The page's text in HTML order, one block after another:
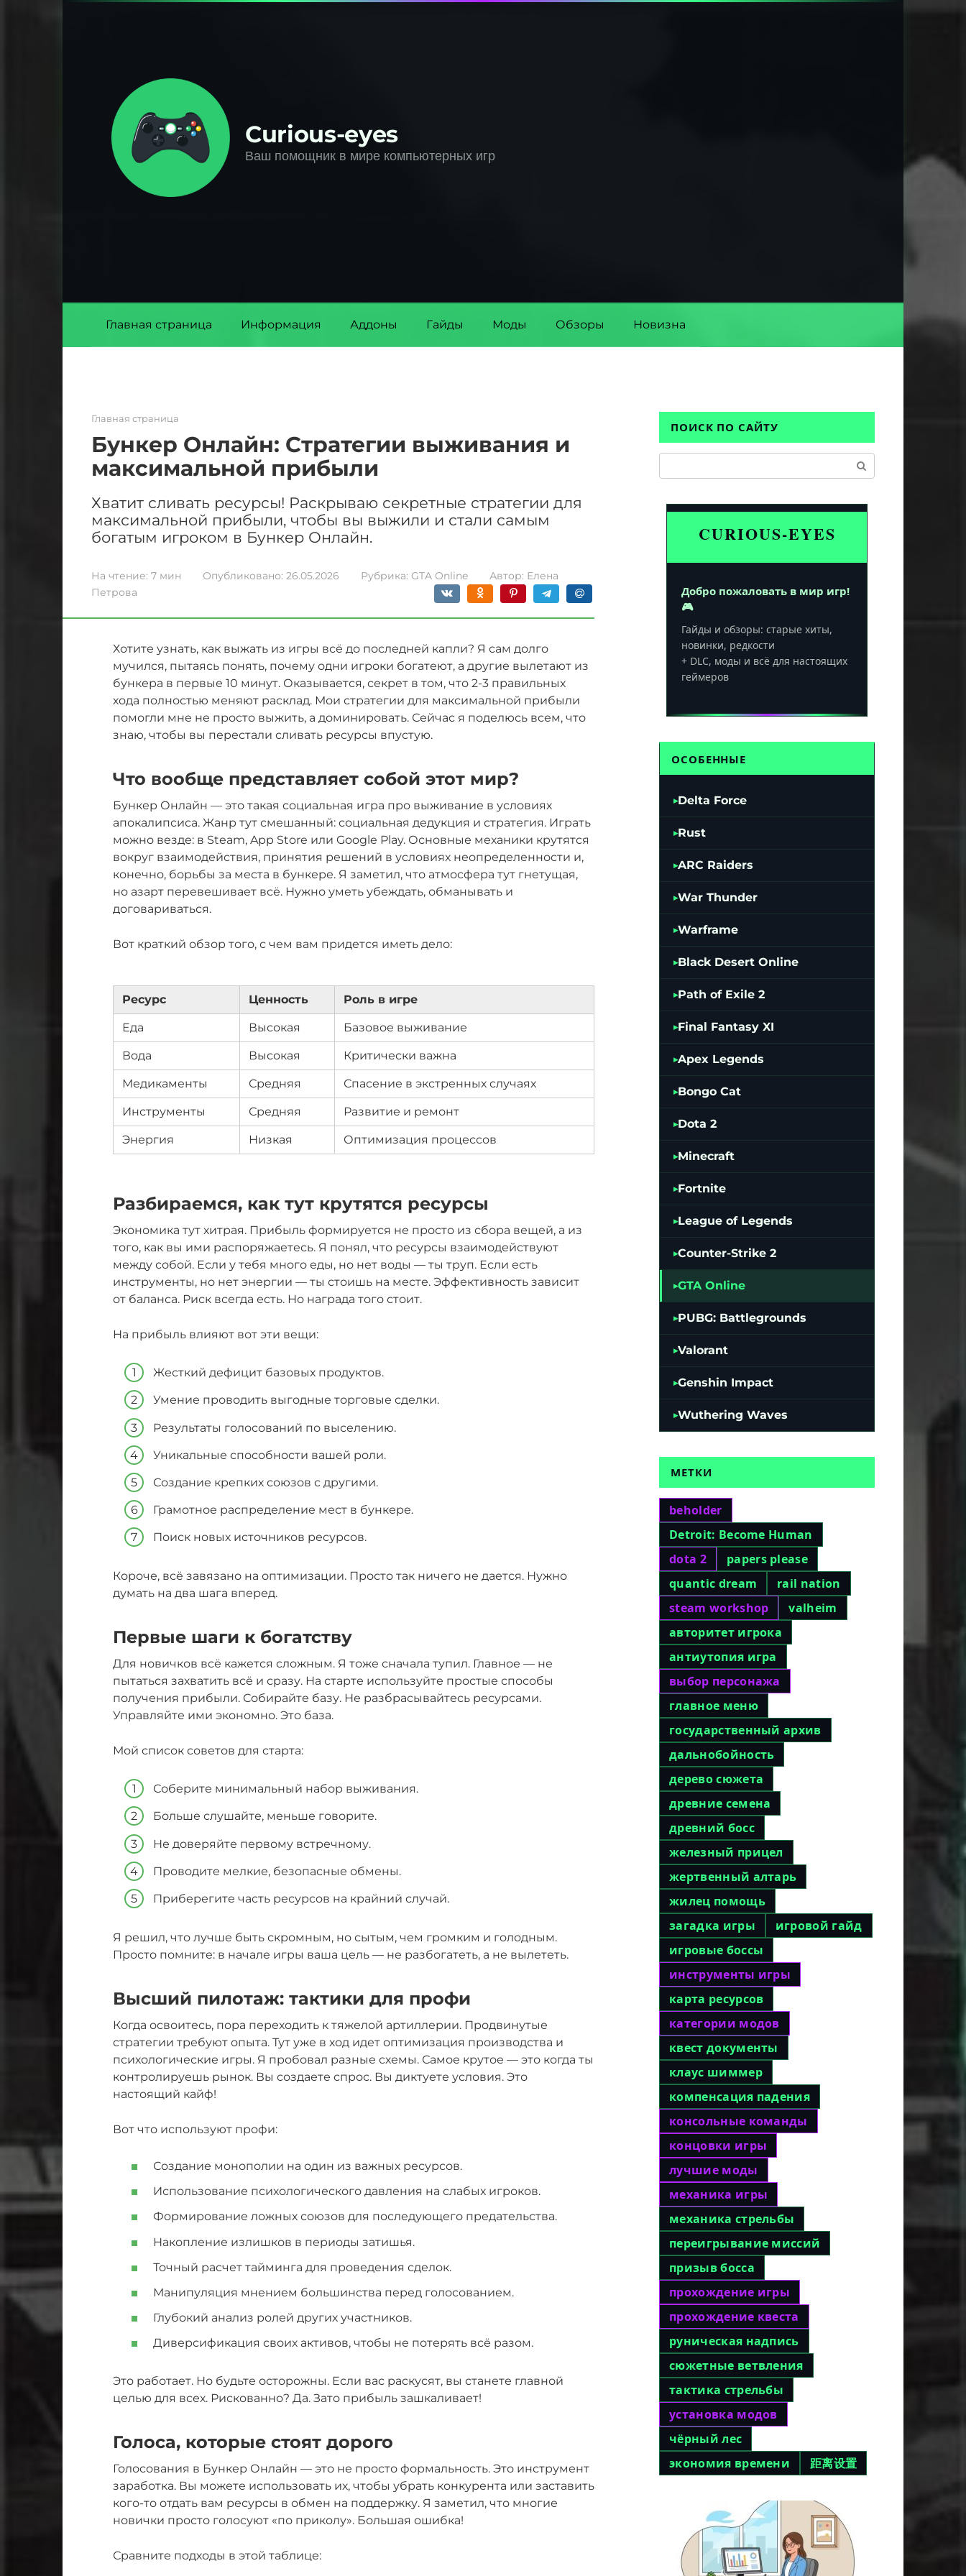
Curious-eyes
Ваш помощник в мире компьютерных игр
Главная страница Информация Аддоны Гайды Моды Обзоры Новизна
Главная страница
Бункер Онлайн: Стратегии выживания и
максимальной прибыли
Хватит сливать ресурсы! Раскрываю секретные стратегии для
максимальной прибыли, чтобы вы выжили и стали самым
богатым игроком в Бункер Онлайн.
На чтение: 7 мин Опубликовано: 26.05.2026 Рубрика: GTA Online Автор: Елена
Петрова
Хотите узнать, как выжать из игры всё до последней капли? Я сам долго
мучился, пытаясь понять, почему одни игроки богатеют, а другие вылетают из
бункера в первые 10 минут. Оказывается, секрет в том, что 2-3 правильных
хода полностью меняют расклад. Мои стратегии для максимальной прибыли
помогли мне не просто выжить, а доминировать. Сейчас я поделюсь всем, что
знаю, чтобы вы перестали сливать ресурсы впустую.
Что вообще представляет собой этот мир?
Бункер Онлайн — это такая социальная игра про выживание в условиях
апокалипсиса. Жанр тут смешанный: социальная дедукция и стратегия. Играть
можно везде: в Steam, App Store или Google Play. Основные механики крутятся
вокруг взаимодействия, принятия решений в условиях неопределенности и,
конечно, борьбы за места в бункере. Я заметил, что атмосфера тут гнетущая,
но азарт перевешивает всё. Нужно уметь убеждать, обманывать и
договариваться.
Вот краткий обзор того, с чем вам придется иметь дело:
Ресурс Ценность Роль в игре
Еда Высокая Базовое выживание
Вода Высокая Критически важна
Медикаменты Средняя Спасение в экстренных случаях
Инструменты Средняя Развитие и ремонт
Энергия Низкая Оптимизация процессов
Разбираемся, как тут крутятся ресурсы
Экономика тут хитрая. Прибыль формируется не просто из сбора вещей, а из
того, как вы ими распоряжаетесь. Я понял, что ресурсы взаимодействуют
между собой. Если у тебя много еды, но нет воды — ты труп. Если есть
инструменты, но нет энергии — ты стоишь на месте. Эффективность зависит
от баланса. Риск всегда есть. Но награда того стоит.
На прибыль влияют вот эти вещи:
Жесткий дефицит базовых продуктов.
Умение проводить выгодные торговые сделки.
Результаты голосований по выселению.
Уникальные способности вашей роли.
Создание крепких союзов с другими.
Грамотное распределение мест в бункере.
Поиск новых источников ресурсов.
Короче, всё завязано на оптимизации. Просто так ничего не дается. Нужно
думать на два шага вперед.
Первые шаги к богатству
Для новичков всё кажется сложным. Я тоже сначала тупил. Главное — не
пытаться захватить всё и сразу. На старте используйте простые способы
получения прибыли. Собирайте базу. Не разбрасывайтесь ресурсами.
Управляйте ими экономно. Это база.
Мой список советов для старта:
Соберите минимальный набор выживания.
Больше слушайте, меньше говорите.
Не доверяйте первому встречному.
Проводите мелкие, безопасные обмены.
Приберегите часть ресурсов на крайний случай.
Я решил, что лучше быть скромным, но сытым, чем громким и голодным.
Просто помните: в начале игры ваша цель — не разбогатеть, а не вылететь.
Высший пилотаж: тактики для профи
Когда освоитесь, пора переходить к тяжелой артиллерии. Продвинутые
стратегии требуют опыта. Тут уже в ход идет оптимизация производства и
психологические игры. Я пробовал разные схемы. Самое крутое — это когда ты
контролируешь рынок. Вы создаете спрос. Вы диктуете условия. Это
настоящий кайф!
Вот что используют профи:
Создание монополии на один из важных ресурсов.
Использование психологического давления на слабых игроков.
Формирование ложных союзов для последующего предательства.
Накопление излишков в периоды затишья.
Точный расчет тайминга для проведения сделок.
Манипуляция мнением большинства перед голосованием.
Глубокий анализ ролей других участников.
Диверсификация своих активов, чтобы не потерять всё разом.
Это работает. Но будьте осторожны. Если вас раскусят, вы станете главной
целью для всех. Рискованно? Да. Зато прибыль зашкаливает!
Голоса, которые стоят дорого
Голосования в Бункер Онлайн — это не просто формальность. Это инструмент
заработка. Вы можете использовать их, чтобы убрать конкурента или заставить
кого-то отдать вам ресурсы в обмен на поддержку. Я заметил, что многие
новички просто голосуют «по приколу». Большая ошибка!
Сравните подходы в этой таблице:
ПОИСК ПО САЙТУ
CURIOUS-EYES
Добро пожаловать в мир игр!
🎮
Гайды и обзоры: старые хиты,
новинки, редкости
+ DLC, моды и всё для настоящих
геймеров
ОСОБЕННЫЕ
Delta Force
Rust
ARC Raiders
War Thunder
Warframe
Black Desert Online
Path of Exile 2
Final Fantasy XI
Apex Legends
Bongo Cat
Dota 2
Minecraft
Fortnite
League of Legends
Counter-Strike 2
GTA Online
PUBG: Battlegrounds
Valorant
Genshin Impact
Wuthering Waves
МЕТКИ
beholder
Detroit: Become Human
dota 2
papers please
quantic dream
rail nation
steam workshop
valheim
авторитет игрока
антиутопия игра
выбор персонажа
главное меню
государственный архив
дальнобойность
дерево сюжета
древние семена
древний босс
железный прицел
жертвенный алтарь
жилец помощь
загадка игры
игровой гайд
игровые боссы
инструменты игры
карта ресурсов
категории модов
квест документы
клаус шиммер
компенсация падения
консольные команды
концовки игры
лучшие моды
механика игры
механика стрельбы
переигрывание миссий
призыв босса
прохождение игры
прохождение квеста
руническая надпись
сюжетные ветвления
тактика стрельбы
установка модов
чёрный лес
экономия времени
距离设置